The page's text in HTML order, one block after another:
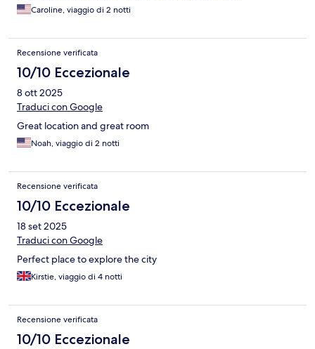
Caroline, viaggio di 2 notti
Recensione verificata
10/10 Eccezionale
8 ott 2025
Traduci con Google
Great location and great room
Noah, viaggio di 2 notti
Recensione verificata
10/10 Eccezionale
18 set 2025
Traduci con Google
Perfect place to explore the city
Kirstie, viaggio di 4 notti
Recensione verificata
10/10 Eccezionale